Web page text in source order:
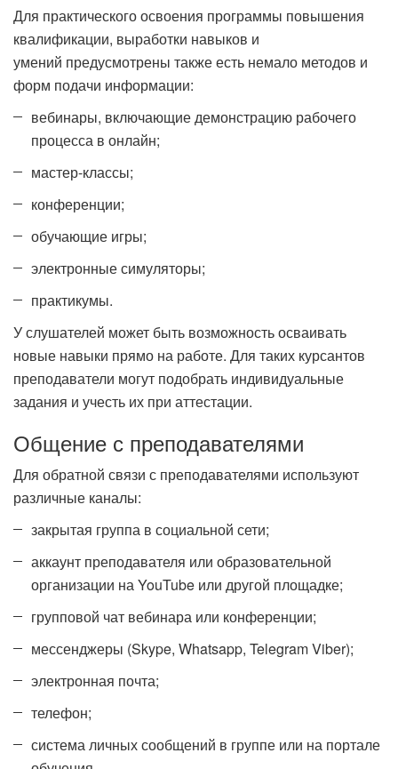
Для практического освоения программы повышения
квалификации, выработки навыков и
умений предусмотрены также есть немало методов и
форм подачи информации:
вебинары, включающие демонстрацию рабочего
процесса в онлайн;
мастер-классы;
конференции;
обучающие игры;
электронные симуляторы;
практикумы.
У слушателей может быть возможность осваивать
новые навыки прямо на работе. Для таких курсантов
преподаватели могут подобрать индивидуальные
задания и учесть их при аттестации.
Общение с преподавателями
Для обратной связи с преподавателями используют
различные каналы:
закрытая группа в социальной сети;
аккаунт преподавателя или образовательной
организации на YouTube или другой площадке;
групповой чат вебинара или конференции;
мессенджеры (Skype, Whatsapp, Telegram Viber);
электронная почта;
телефон;
система личных сообщений в группе или на портале